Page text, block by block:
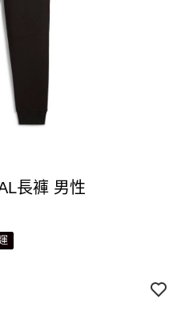
長褲 男性